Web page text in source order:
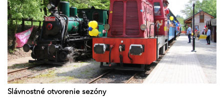
Slávnostné otvorenie sezóny